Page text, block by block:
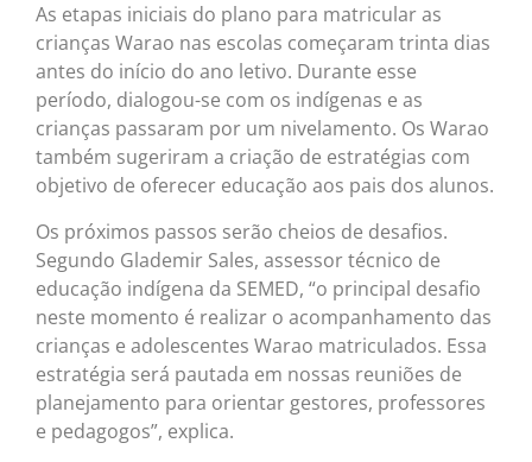
As etapas iniciais do plano para matricular as
crianças Warao nas escolas começaram trinta dias
antes do início do ano letivo. Durante esse
período, dialogou-se com os indígenas e as
crianças passaram por um nivelamento. Os Warao
também sugeriram a criação de estratégias com
objetivo de oferecer educação aos pais dos alunos.
Os próximos passos serão cheios de desafios.
Segundo Glademir Sales, assessor técnico de
educação indígena da SEMED, “o principal desafio
neste momento é realizar o acompanhamento das
crianças e adolescentes Warao matriculados. Essa
estratégia será pautada em nossas reuniões de
planejamento para orientar gestores, professores
e pedagogos”, explica.